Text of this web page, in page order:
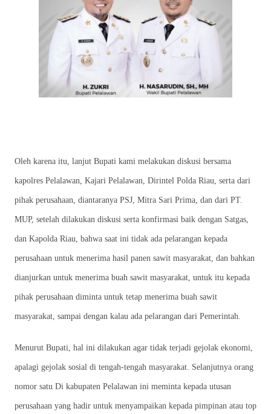
Oleh karena itu, lanjut Bupati kami melakukan diskusi bersama
kapolres Pelalawan, Kajari Pelalawan, Dirintel Polda Riau, serta dari
pihak perusahaan, diantaranya PSJ, Mitra Sari Prima, dan dari PT.
MUP, setelah dilakukan diskusi serta konfirmasi baik dengan Satgas,
dan Kapolda Riau, bahwa saat ini tidak ada pelarangan kepada
perusahaan untuk menerima hasil panen sawit masyarakat, dan bahkan
dianjurkan untuk menerima buah sawit masyarakat, untuk itu kepada
pihak perusahaan diminta untuk tetap menerima buah sawit
masyarakat, sampai dengan kalau ada pelarangan dari Pemerintah.
Menurut Bupati, hal ini dilakukan agar tidak terjadi gejolak ekonomi,
apalagi gejolak sosial di tengah-tengah masyarakat. Selanjutnya orang
nomor satu Di kabupaten Pelalawan ini meminta kepada utusan
perusahaan yang hadir untuk menyampaikan kepada pimpinan atau top